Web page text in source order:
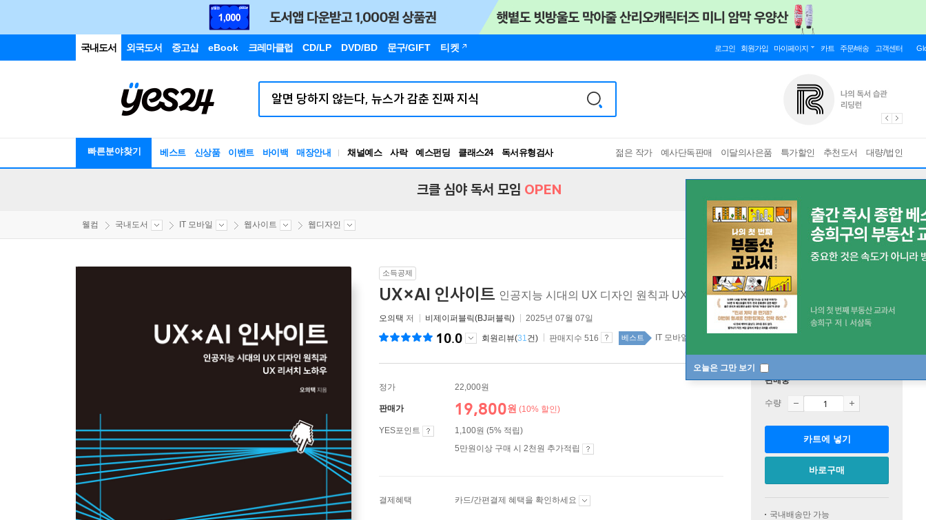
국내도서 외국도서 중고샵 eBook 크레마클럽 CD/LP DVD/BD 문구/GIFT 티켓 로그인 회원가입 마이페이지 카트 주문/배송 고객센터
빠른분야찾기 베스트 신상품 이벤트 바이백 매장안내 채널예스 사락 예스펀딩 클래스24
독서유형검사
RBTI Lab
젊은 작가 예사단독판매 이달의사은품 특가할인 추천도서 대량/법인
오늘은 그만 보기
크클 심야 독서 모임 OPEN
웰컴 국내도서 IT 모바일 웹사이트 웹디자인
소득공제
UX×AI 인사이트 인공지능 시대의 UX 디자인 원칙과 UX 리서치 노하우
오의택 저 비제이퍼블릭(BJ퍼블릭) 2025년 07월 07일
10.0 회원리뷰(31건) 판매지수 516 베스트 IT 모바일 top100 1주
정가 22,000원
판매가 19,800원 (10% 할인)
YES포인트
1,100원 (5% 적립)
5만원이상 구매 시 2천원 추가적립
결제혜택 카드/간편결제 혜택을 확인하세요
판매중
수량
카트에 넣기
바로구매
국내배송만 가능